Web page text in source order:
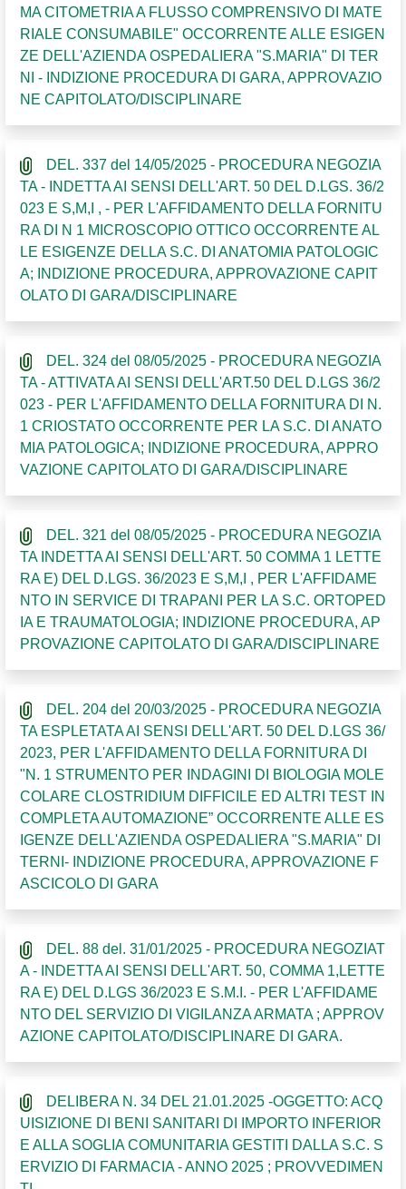
MA CITOMETRIA A FLUSSO COMPRENSIVO DI MATE
RIALE CONSUMABILE" OCCORRENTE ALLE ESIGEN
ZE DELL'AZIENDA OSPEDALIERA "S.MARIA" DI TER
NI - INDIZIONE PROCEDURA DI GARA, APPROVAZIO
NE CAPITOLATO/DISCIPLINARE
DEL. 337 del 14/05/2025 - PROCEDURA NEGOZIA
TA - INDETTA AI SENSI DELL'ART. 50 DEL D.LGS. 36/2
023 E S,M,I , - PER L'AFFIDAMENTO DELLA FORNITU
RA DI N 1 MICROSCOPIO OTTICO OCCORRENTE AL
LE ESIGENZE DELLA S.C. DI ANATOMIA PATOLOGIC
A; INDIZIONE PROCEDURA, APPROVAZIONE CAPIT
OLATO DI GARA/DISCIPLINARE
DEL. 324 del 08/05/2025 - PROCEDURA NEGOZIA
TA - ATTIVATA AI SENSI DELL'ART.50 DEL D.LGS 36/2
023 - PER L'AFFIDAMENTO DELLA FORNITURA DI N.
1 CRIOSTATO OCCORRENTE PER LA S.C. DI ANATO
MIA PATOLOGICA; INDIZIONE PROCEDURA, APPRO
VAZIONE CAPITOLATO DI GARA/DISCIPLINARE
DEL. 321 del 08/05/2025 - PROCEDURA NEGOZIA
TA INDETTA AI SENSI DELL'ART. 50 COMMA 1 LETTE
RA E) DEL D.LGS. 36/2023 E S,M,I , PER L'AFFIDAME
NTO IN SERVICE DI TRAPANI PER LA S.C. ORTOPED
IA E TRAUMATOLOGIA; INDIZIONE PROCEDURA, AP
PROVAZIONE CAPITOLATO DI GARA/DISCIPLINARE
DEL. 204 del 20/03/2025 - PROCEDURA NEGOZIA
TA ESPLETATA AI SENSI DELL'ART. 50 DEL D.LGS 36/
2023, PER L'AFFIDAMENTO DELLA FORNITURA DI
"N. 1 STRUMENTO PER INDAGINI DI BIOLOGIA MOLE
COLARE CLOSTRIDIUM DIFFICILE ED ALTRI TEST IN
COMPLETA AUTOMAZIONE” OCCORRENTE ALLE ES
IGENZE DELL'AZIENDA OSPEDALIERA "S.MARIA" DI
TERNI- INDIZIONE PROCEDURA, APPROVAZIONE F
ASCICOLO DI GARA
DEL. 88 del. 31/01/2025 - PROCEDURA NEGOZIAT
A - INDETTA AI SENSI DELL'ART. 50, COMMA 1,LETTE
RA E) DEL D.LGS 36/2023 E S.M.I. - PER L'AFFIDAME
NTO DEL SERVIZIO DI VIGILANZA ARMATA ; APPROV
AZIONE CAPITOLATO/DISCIPLINARE DI GARA.
DELIBERA N. 34 DEL 21.01.2025 -OGGETTO: ACQ
UISIZIONE DI BENI SANITARI DI IMPORTO INFERIOR
E ALLA SOGLIA COMUNITARIA GESTITI DALLA S.C. S
ERVIZIO DI FARMACIA - ANNO 2025 ; PROVVEDIMEN